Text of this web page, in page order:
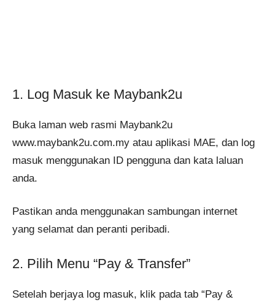
1. Log Masuk ke Maybank2u
Buka laman web rasmi Maybank2u
www.maybank2u.com.my atau aplikasi MAE, dan log
masuk menggunakan ID pengguna dan kata laluan
anda.
Pastikan anda menggunakan sambungan internet
yang selamat dan peranti peribadi.
2. Pilih Menu “Pay & Transfer”
Setelah berjaya log masuk, klik pada tab “Pay &